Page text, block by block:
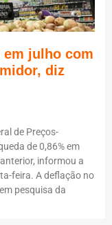
em julho com
diz
de Preços-
de 0,86% em
informou a
feira. A deflação no
pesquisa da